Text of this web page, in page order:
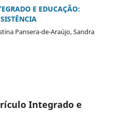
E EDUCAÇÃO:
Pansera-de-Araújo, Sandra
Integrado e